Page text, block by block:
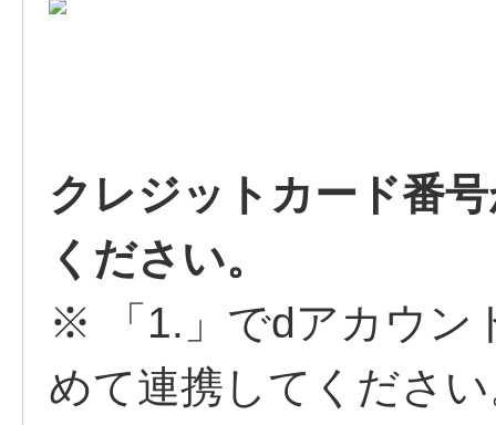
クレジットカード番
ください。
※ 「1.」でdアカウン
めて連携してくださ